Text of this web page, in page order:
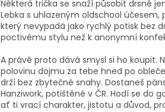
Některá trička se snaží působit drsně
Lebka s uhlazeným oldschool účesem,
který nevypadá jako rychlý potisk bez
poctivému stylu než k anonymní
A právě proto dává smysl si ho koupit.
polovinu dojmu za tebe hned po
drží bez zbytečné snahy. Dostaneš
Hanziwork, potištěné v ČR. Hodí se do
ať ti vrací charakter, jistotu a důvod,